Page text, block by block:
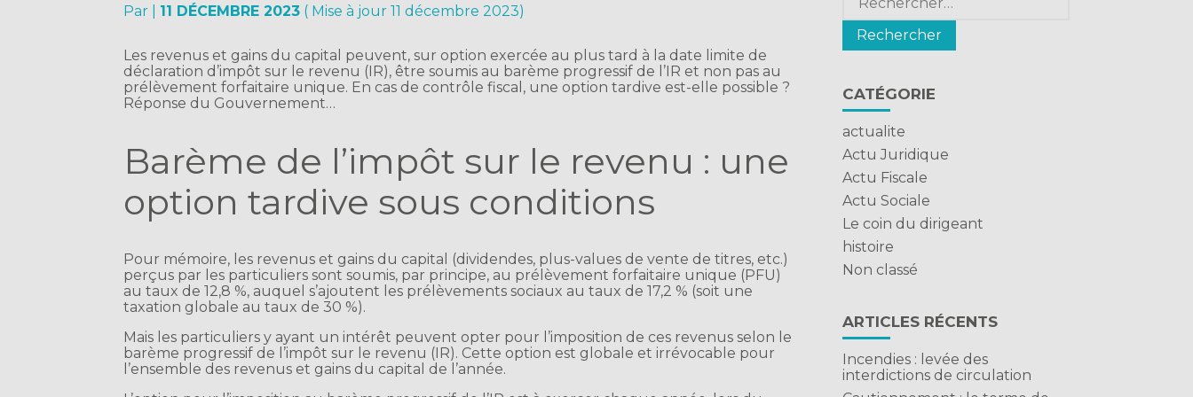
Par 11 DÉCEMBRE 2023 ( Mise à jour 11 décembre 2023)
Les revenus et gains du capital peuvent, sur option exercée au plus tard à la date limite de
déclaration d’impôt sur le revenu (IR), être soumis au barème progressif de l’IR et non pas au
prélèvement forfaitaire unique. En cas de contrôle fiscal, une option tardive est-elle possible ?
Réponse du Gouvernement…
Barème de l’impôt sur le revenu : une
option tardive sous conditions
Pour mémoire, les revenus et gains du capital (dividendes, plus-values de vente de titres, etc.)
perçus par les particuliers sont soumis, par principe, au prélèvement forfaitaire unique (PFU)
au taux de 12,8 %, auquel s’ajoutent les prélèvements sociaux au taux de 17,2 % (soit une
taxation globale au taux de 30 %).
Mais les particuliers y ayant un intérêt peuvent opter pour l’imposition de ces revenus selon le
barème progressif de l’impôt sur le revenu (IR). Cette option est globale et irrévocable pour
l’ensemble des revenus et gains du capital de l’année.
CATÉGORIE
actualite
Actu Juridique
Actu Fiscale
Actu Sociale
Le coin du dirigeant
histoire
Non classé
ARTICLES RÉCENTS
Incendies : levée des
interdictions de circulation